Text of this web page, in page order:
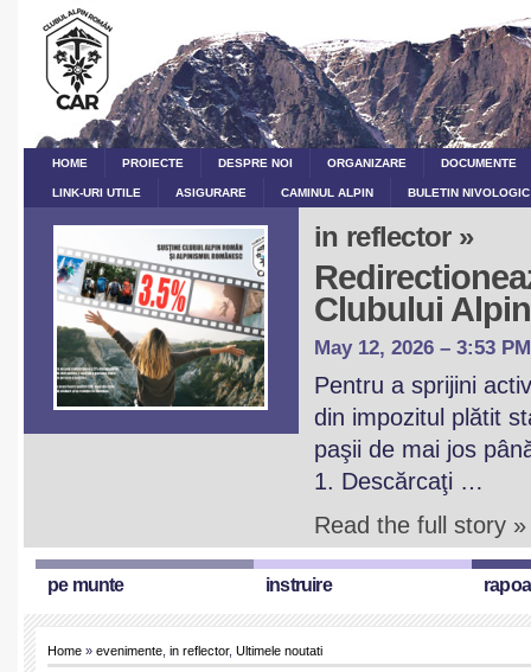
HOME PROIECTE DESPRE NOI ORGANIZARE DOCUMENTE
LINK-URI UTILE ASIGURARE CAMINUL ALPIN BULETIN
in reflector »
Clubului
May 12, 2026 – 3:53 PM
Pentru a sprijini
din impozitul plătit
paşii de mai jos
1. Descărcaţi …
Read the full story »
pe munte instruire
Home » evenimente in reflector, Ultimele noutati